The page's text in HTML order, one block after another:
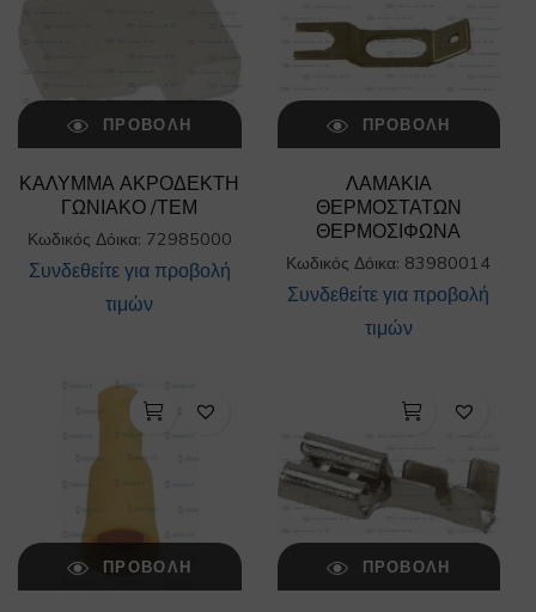
ΠΡΟΒΟΛΉ
ΚΑΛΥΜΜΑ ΑΚΡΟΔΕΚΤΗ
ΓΩΝΙΑΚΟ /ΤΕΜ
Κωδικός Δόικα: 72985000
Συνδεθείτε για προβολή
τιμών
ΠΡΟΒΟΛΉ
ΛΑΜΑΚΙΑ
ΘΕΡΜΟΣΤΑΤΩΝ
ΘΕΡΜΟΣΙΦΩΝΑ
Κωδικός Δόικα: 83980014
Συνδεθείτε για προβολή
τιμών
ΠΡΟΒΟΛΉ ΠΡΟΒΟΛΉ